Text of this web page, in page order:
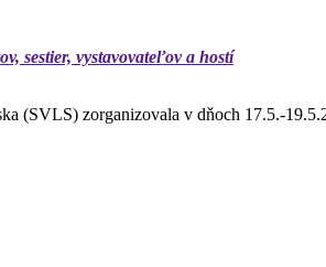
sestier, vystavovateľov a hostí
(SVLS) zorganizovala v dňoch 17.5.-